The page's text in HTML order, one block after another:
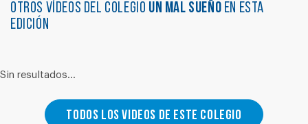
Otros vídeos del colegio UN MAL SUEÑO en esta
edición
Sin resultados...
Todos los videos de este colegio